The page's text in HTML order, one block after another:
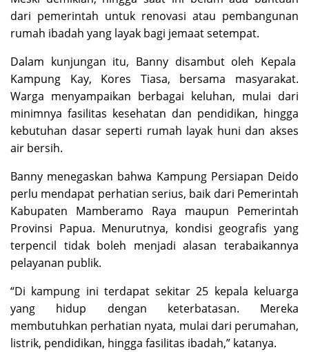
dari pemerintah untuk renovasi atau pembangunan
rumah ibadah yang layak bagi jemaat setempat.
Dalam kunjungan itu, Banny disambut oleh Kepala
Kampung Kay, Kores Tiasa, bersama masyarakat.
Warga menyampaikan berbagai keluhan, mulai dari
minimnya fasilitas kesehatan dan pendidikan, hingga
kebutuhan dasar seperti rumah layak huni dan akses
air bersih.
Banny menegaskan bahwa Kampung Persiapan Deido
perlu mendapat perhatian serius, baik dari Pemerintah
Kabupaten Mamberamo Raya maupun Pemerintah
Provinsi Papua. Menurutnya, kondisi geografis yang
terpencil tidak boleh menjadi alasan terabaikannya
pelayanan publik.
“Di kampung ini terdapat sekitar 25 kepala keluarga
yang hidup dengan keterbatasan. Mereka
membutuhkan perhatian nyata, mulai dari perumahan,
listrik, pendidikan, hingga fasilitas ibadah,” katanya.